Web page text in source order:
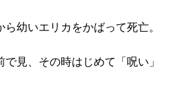
幼いエリカをかばって死亡。
見、その時はじめて「呪い」